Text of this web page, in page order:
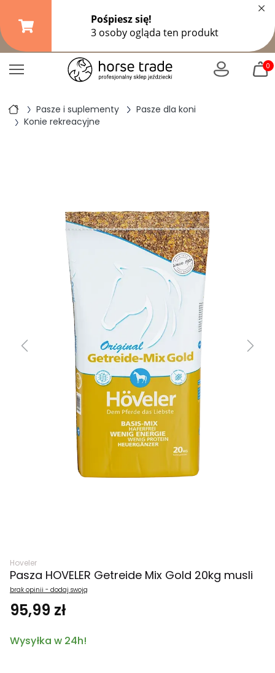
Darmowa dostawa od149,99 zł
299 złpozostałe formy wysyłki
×
0
Pasze i suplementy
Pasze dla koni
Konie rekreacyjne
Previous Next
Hoveler
Pasza HOVELER Getreide Mix Gold 20kg musli
brak opinii - dodaj swoją
95,99 zł
Wysyłka w 24h!